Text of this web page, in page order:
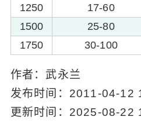
1250
17-60
1500
25-80
1750
30-100
作者：武永兰
发布时间：2011-04-12
更新时间：2025-08-22